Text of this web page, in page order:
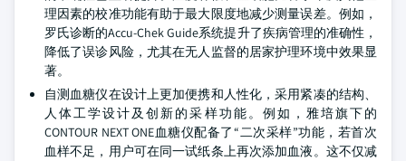
理因素的校准功能有助于最大限度地减少测量误差。例如，
罗氏诊断的Accu-Chek Guide系统提升了疾病管理的准确性，
降低了误诊风险，尤其在无人监督的居家护理环境中效果显
著。
自测血糖仪在设计上更加便携和人性化，采用紧凑的结构、
人体工学设计及创新的采样功能。例如，雅培旗下的
CONTOUR NEXT ONE血糖仪配备了“二次采样”功能，若首次
血样不足，用户可在同一试纸条上再次添加血液。这不仅减